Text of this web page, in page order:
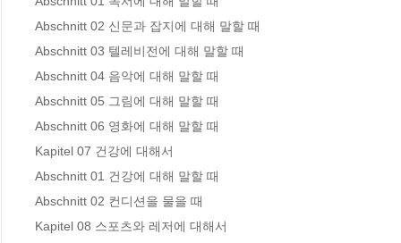
Abschnitt 02 신문과 잡지에 대해 말할 때
Abschnitt 03 텔레비전에 대해 말할 때
Abschnitt 04 음악에 대해 말할 때
Abschnitt 05 그림에 대해 말할 때
Abschnitt 06 영화에 대해 말할 때
Kapitel 07 건강에 대해서
Abschnitt 01 건강에 대해 말할 때
Abschnitt 02 컨디션을 물을 때
Kapitel 08 스포츠와 레저에 대해서